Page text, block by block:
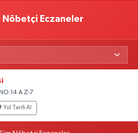
Nöbetçi Eczaneler
A Z-7
Yol Tarifi Al